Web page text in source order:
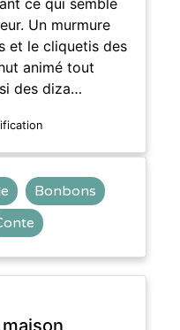
Un murmure
et le cliquetis des
animé tout
des diza…
Bonbons